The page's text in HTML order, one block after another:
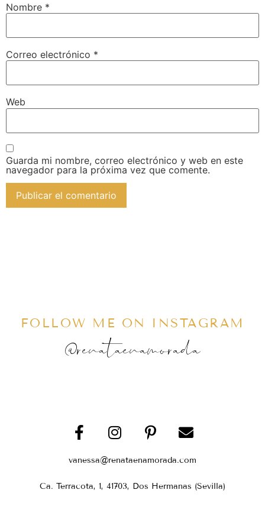
Nombre *
Correo electrónico *
Web
Guarda mi nombre, correo electrónico y web en este
navegador para la próxima vez que comente.
FOLLOW ME ON INSTAGRAM
@renataenamorada
vanessa@renataenamorada.com
Ca. Terracota, 1, 41703, Dos Hermanas (Sevilla)